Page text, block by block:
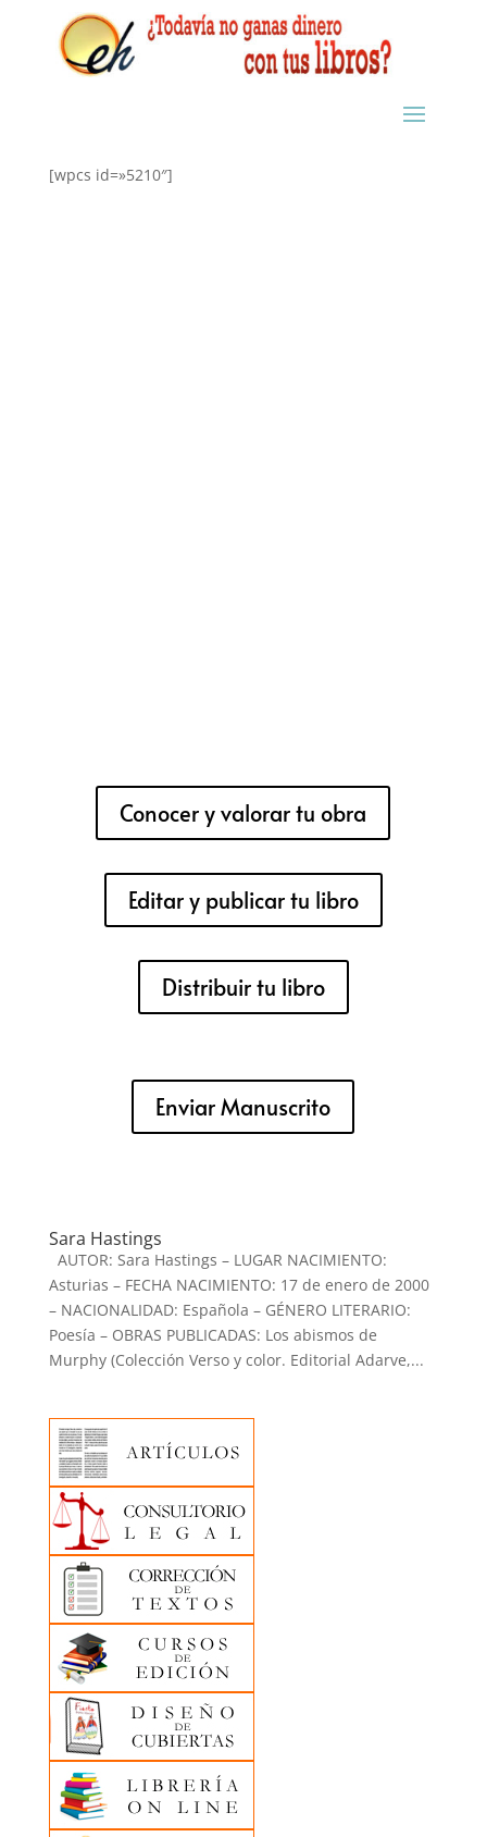
[wpcs id=»5210″]
Conocer y valorar tu obra
Editar y publicar tu libro
Distribuir tu libro
Enviar Manuscrito
Sara Hastings
AUTOR: Sara Hastings – LUGAR NACIMIENTO:
Asturias – FECHA NACIMIENTO: 17 de enero de 2000
– NACIONALIDAD: Española – GÉNERO LITERARIO:
Poesía – OBRAS PUBLICADAS: Los abismos de
Murphy (Colección Verso y color. Editorial Adarve,...